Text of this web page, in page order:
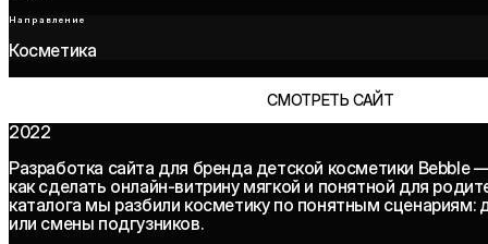
Направление
Косметика
СМОТРЕТЬ САЙТ
2022
Разработка сайта для бренда детской косметики Bebble
как сделать онлайн-витрину мягкой и понятной для
каталога мы разбили косметику по понятным сценариям:
или смены подгузников.